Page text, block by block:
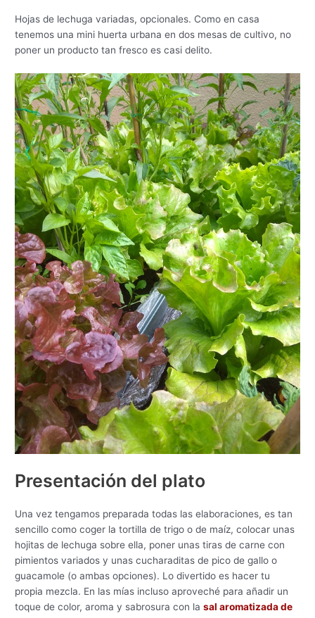
Hojas de lechuga variadas, opcionales. Como en casa
tenemos una mini huerta urbana en dos mesas de cultivo, no
poner un producto tan fresco es casi delito.
Presentación del plato
Una vez tengamos preparada todas las elaboraciones, es tan
sencillo como coger la tortilla de trigo o de maíz, colocar unas
hojitas de lechuga sobre ella, poner unas tiras de carne con
pimientos variados y unas cucharaditas de pico de gallo o
guacamole (o ambas opciones). Lo divertido es hacer tu
propia mezcla. En las mías incluso aproveché para añadir un
toque de color, aroma y sabrosura con lasal aromatizada de